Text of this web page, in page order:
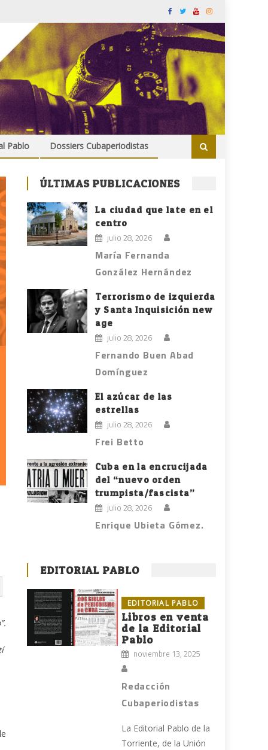
Pablo Dossiers Cubaperiodistas
ÚLTIMAS PUBLICACIONES
La ciudad que late en el
centro
julio 28, 2026
María Fernanda
González Hernández
Terrorismo de izquierda
y Santa Inquisición new
age
julio 28, 2026
Fernando Buen Abad
Domínguez
El azúcar de las
estrellas
julio 28, 2026
Frei Betto
Cuba en la encrucijada
del “nuevo orden
trumpista/fascista”
julio 28, 2026
Enrique Ubieta Gómez.
EDITORIAL PABLO
EDITORIAL PABLO
Libros en venta
de la Editorial
Pablo
noviembre 13, 2025
Redacción
Cubaperiodistas
La Editorial Pablo de la
Torriente, de la Unión